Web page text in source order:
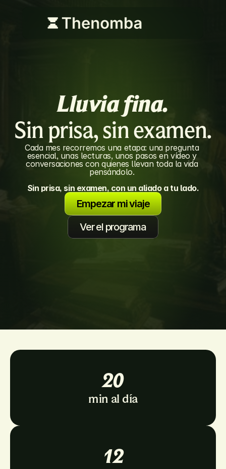
Lluvia fina.
Sin prisa, sin examen.
Cada mes recorremos una etapa: una pregunta
esencial, unas lecturas, unos pasos en vídeo y
conversaciones con quienes llevan toda la vida
pensándolo.
Sin prisa, sin examen, con un aliado a tu lado.
Empezar mi viaje
Ver el programa
20
min al día
12